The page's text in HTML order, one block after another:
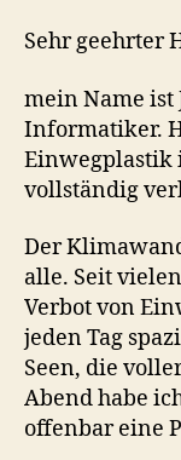
Sehr geehrter
mein Name ist
Informatiker.
Einwegplastik
vollständig
Der
alle. Seit
Verbot von
jeden Tag
Seen, die
Abend habe
offenbar eine